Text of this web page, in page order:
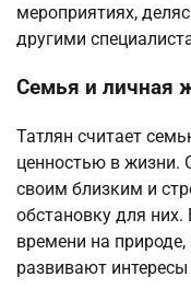
мероприятиях,
другими
Семья и личная
Татлян считает
ценностью в жизни.
своим близким и
обстановку для
времени на
развивают